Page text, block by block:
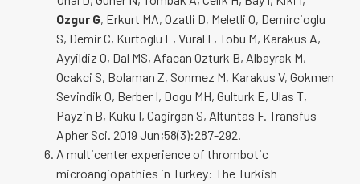
Ozgur G, Erkurt MA, Ozatli D, Meletli O, Demircioglu
S, Demir C, Kurtoglu E, Vural F, Tobu M, Karakus A,
Ayyildiz O, Dal MS, Afacan Ozturk B, Albayrak M,
Ocakci S, Bolaman Z, Sonmez M, Karakus V, Gokmen
Sevindik O, Berber I, Dogu MH, Gulturk E, Ulas T,
Payzin B, Kuku I, Cagirgan S, Altuntas F. Transfus
Apher Sci. 2019 Jun;58(3):287-292.
A multicenter experience of thrombotic
microangiopathies in Turkey: The Turkish